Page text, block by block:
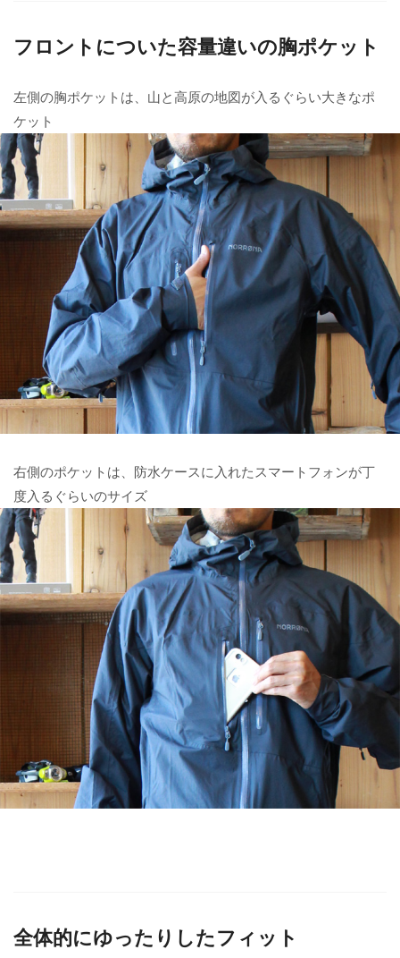
フロントについた容量違いの胸ポケット
左側の胸ポケットは、山と高原の地図が入るぐらい大きなポ
ケット
右側のポケットは、防水ケースに入れたスマートフォンが丁
度入るぐらいのサイズ
全体的にゆったりしたフィット